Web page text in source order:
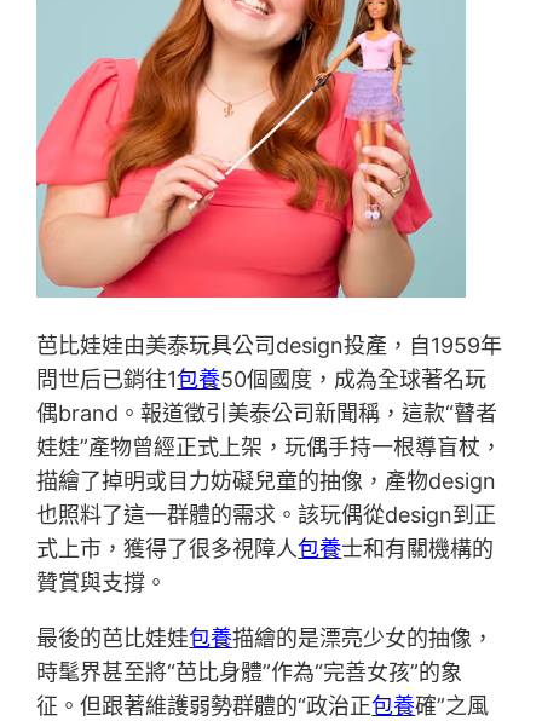
芭比娃娃由美泰玩具公司design投產，自1959年
問世后已銷往1包養50個國度，成為全球著名玩
偶brand。報道徵引美泰公司新聞稱，這款“瞽者
娃娃”產物曾經正式上架，玩偶手持一根導盲杖，
描繪了掉明或目力妨礙兒童的抽像，產物design
也照料了這一群體的需求。該玩偶從design到正
式上市，獲得了很多視障人包養士和有關機構的
贊賞與支撐。
最後的芭比娃娃包養描繪的是漂亮少女的抽像，
時髦界甚至將“芭比身體”作為“完善女孩”的象
征。但跟著維護弱勢群體的“政治正包養確”之風